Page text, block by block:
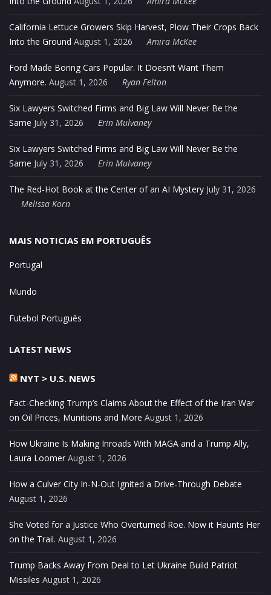
California Lettuce Growers Skip Harvest, Plow Their Crops Back
Into the Ground August 1, 2026 Amira McKee
Ford Made Boring Cars Popular. It Doesn’t Want Them
Anymore. August 1, 2026 Ryan Felton
Six Lawyers Switched Firms and Big Law Will Never Be the
Same July 31, 2026 Erin Mulvaney
Six Lawyers Switched Firms and Big Law Will Never Be the
Same July 31, 2026 Erin Mulvaney
The Red-Hot Book at the Center of an AI Mystery July 31, 2026
Melissa Korn
MAIS NOTICIAS EM PORTUGUÊS
Portugal
Mundo
Futebol Português
LATEST NEWS
NYT > U.S. NEWS
Fact-Checking Trump’s Claims About the Effect of the Iran War
on Oil Prices, Munitions and More August 1, 2026
How Ukraine Is Making Inroads With MAGA and a Trump Ally,
Laura Loomer August 1, 2026
How a Culver City In-N-Out Ignited a Drive-Through Debate
August 1, 2026
She Voted for a Justice Who Overturned Roe. Now it Haunts Her
on the Trail. August 1, 2026
Trump Backs Away From Deal to Let Ukraine Build Patriot
Missiles August 1, 2026